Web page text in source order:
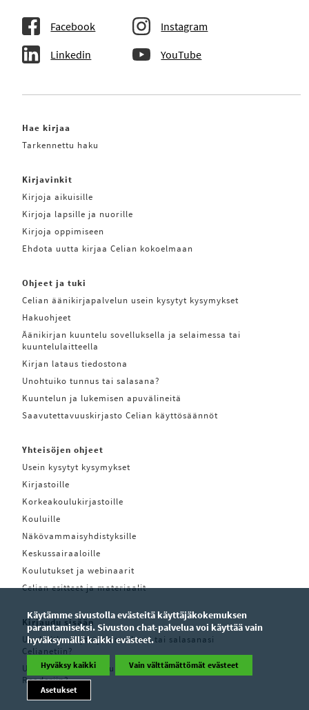
Facebook Instagram
Linkedin YouTube
Hae kirjaa
Tarkennettu haku
Kirjavinkit
Kirjoja aikuisille
Kirjoja lapsille ja nuorille
Kirjoja oppimiseen
Ehdota uutta kirjaa Celian kokoelmaan
Ohjeet ja tuki
Celian äänikirjapalvelun usein kysytyt kysymykset
Hakuohjeet
Äänikirjan kuuntelu sovelluksella ja selaimessa tai
kuuntelulaitteella
Kirjan lataus tiedostona
Unohtuiko tunnus tai salasana?
Kuuntelun ja lukemisen apuvälineitä
Saavutettavuuskirjasto Celian käyttösäännöt
Yhteisöjen ohjeet
Usein kysytyt kysymykset
Kirjastoille
Korkeakoulukirjastoille
Kouluille
Näkövammaisyhdistyksille
Keskussairaaloille
Koulutukset ja webinaarit
Celian esitteet ja materiaalit
Kirjaudu sisään
Unohditko käyttäjätunnuksesi tai salasanasi
Celianetiin?
Unohditko käyttäjätunnuksesi tai salasanasi Pratsam
Readeriin?
Käytämme sivustolla evästeitä käyttäjäkokemuksen
parantamiseksi. Sivuston chat-palvelua voi käyttää vain
hyväksymällä kaikki evästeet.
Hyväksy kaikki Vain välttämättömät evästeet
Asetukset